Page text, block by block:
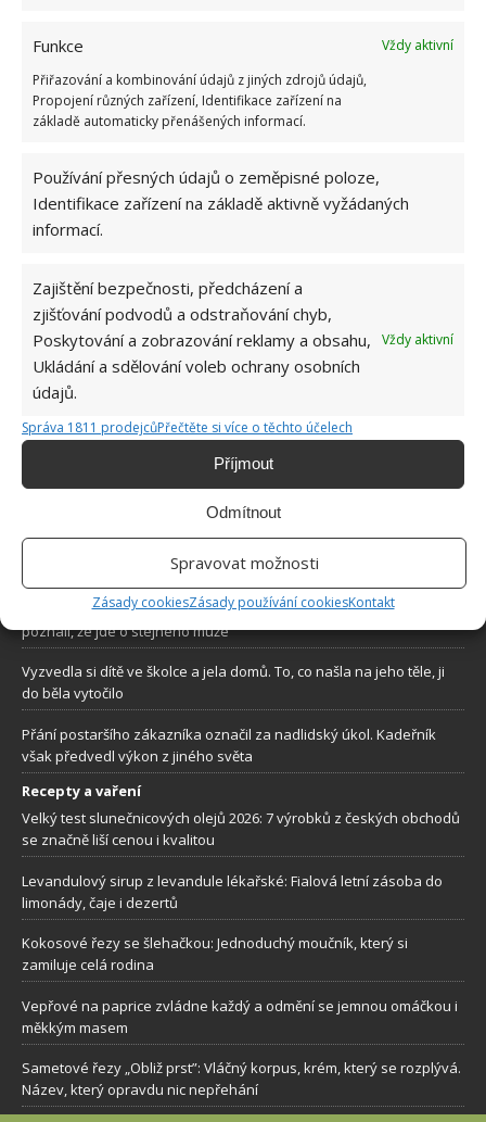
Funkce
Vždy aktivní
Přiřazování a kombinování údajů z jiných zdrojů údajů,
Propojení různých zařízení, Identifikace zařízení na
základě automaticky přenášených informací.
Používání přesných údajů o zeměpisné poloze,
Identifikace zařízení na základě aktivně vyžádaných
informací.
Zajištění bezpečnosti, předcházení a
zjišťování podvodů a odstraňování chyb,
Poskytování a zobrazování reklamy a obsahu,
Ukládání a sdělování voleb ochrany osobních
údajů.
Vždy aktivní
Správa 1811 prodejcůPřečtěte si více o těchto účelech
Příjmout
Odmítnout
Spravovat možnosti
Zásady cookiesZásady používání cookiesKontakt
zajistí bohatou úrodu šťavnatých a chutných
plodů. Připravte se na letošní sezonu včas
6.8.2026
O WEBU
Sháníte zajímavé tipy jak vylepšit Váš domov? Originální nápady,
aktuální trendy, praktické rady i inspirativní fotografie najdete na
stránkách internetového magazínu
Nejčastější důvody, proč listy orchidejí žloutnou: Špatná zálivka,
Obával se, že pitbul jeho manželky, ublíží novorozené dceři. To, co
se stalo, když je nechali samotné v obýváku, nečekal
Kadeřník proměnil bezdomovce Marka: Z výsledku cizí lidé sotva
poznali, že jde o stejného muže
Vyzvedla si dítě ve školce a jela domů. To, co našla na jeho těle, ji
do běla vytočilo
Přání postaršího zákazníka označil za nadlidský úkol. Kadeřník
však předvedl výkon z jiného světa
Recepty a vaření
Velký test slunečnicových olejů 2026: 7 výrobků z českých obchodů
se značně liší cenou i kvalitou
Levandulový sirup z levandule lékařské: Fialová letní zásoba do
limonády, čaje i dezertů
Kokosové řezy se šlehačkou: Jednoduchý moučník, který si
zamiluje celá rodina
Vepřové na paprice zvládne každý a odmění se jemnou omáčkou i
měkkým masem
Sametové řezy „Obliž prst”: Vláčný korpus, krém, který se rozplývá.
Název, který opravdu nic nepřehání